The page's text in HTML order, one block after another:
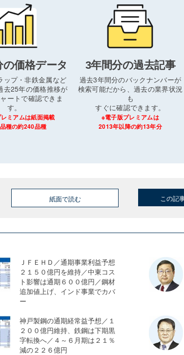
の価格データ
ップ・非鉄金属など
去25年の価格推移が
ートで確認できま
す。
ミアムは紙面掲載
種の約240品種
3年間分の過去記事
過去3年間分のバックナンバーが
検索可能だから、過去の業界状況
も
すぐに確認できます。
※電子版プレミアムは
2013年以降の約13年分
紙面で読む この記
ＪＦＥＨＤ／通期事業利益予想
２１５０億円を維持／中東コス
ト影響は通期６００億円／鋼材
追加値上げ、インド事業でカバ
ー
神戸製鋼の通期経常益予想／１
２００億円維持、鉄鋼は下期黒
字転換へ／４～６月期は２１％
減の２２６億円